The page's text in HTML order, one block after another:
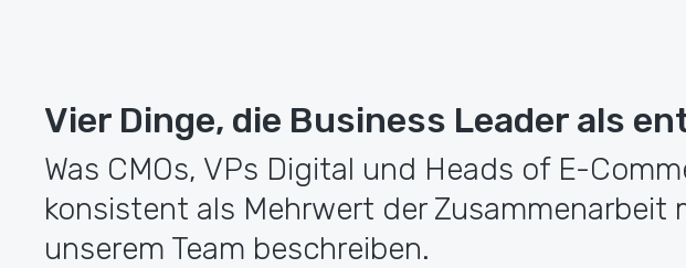
Vier Dinge, die Business Leader als
Was CMOs, VPs Digital und Heads of E-
konsistent als Mehrwert der Zusammenarbeit
unserem Team beschreiben.